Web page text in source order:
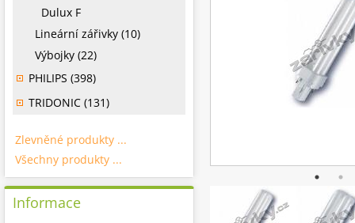
Dulux F
Lineární zářivky (10)
Výbojky (22)
PHILIPS (398)
TRIDONIC (131)
Zlevněné produkty ...
Všechny produkty ...
Informace